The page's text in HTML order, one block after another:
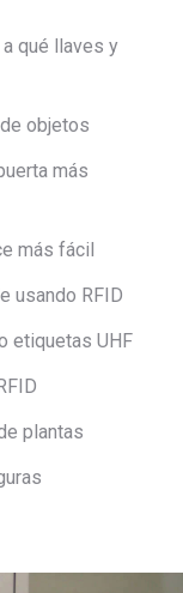
qué llaves y
objetos
más
más fácil
usando RFID
etiquetas UHF
plantas